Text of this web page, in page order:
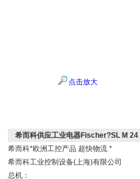
点击放大
希而科供应工业电器Fischer?SL M
希而科*欧洲工控产品 超快物流 *
希而科工业控制设备(上海)有限公司
总机：